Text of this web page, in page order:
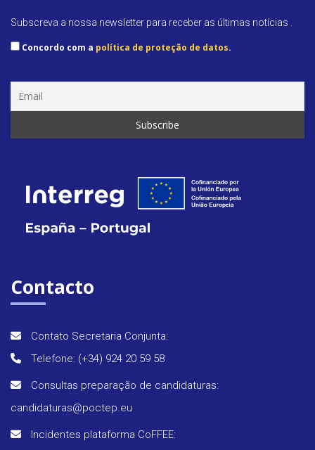
Subscreva a nossa newsletter para receber as últimas notícias .
Concordo com a política de proteção de datos.
Contacto
Contato Secretaria Conjunta:
Telefone: (+34) 924 20 59 58
Consultas preparação de candidaturas:
candidaturas@poctep.eu
Incidentes plataforma CoFFEE: